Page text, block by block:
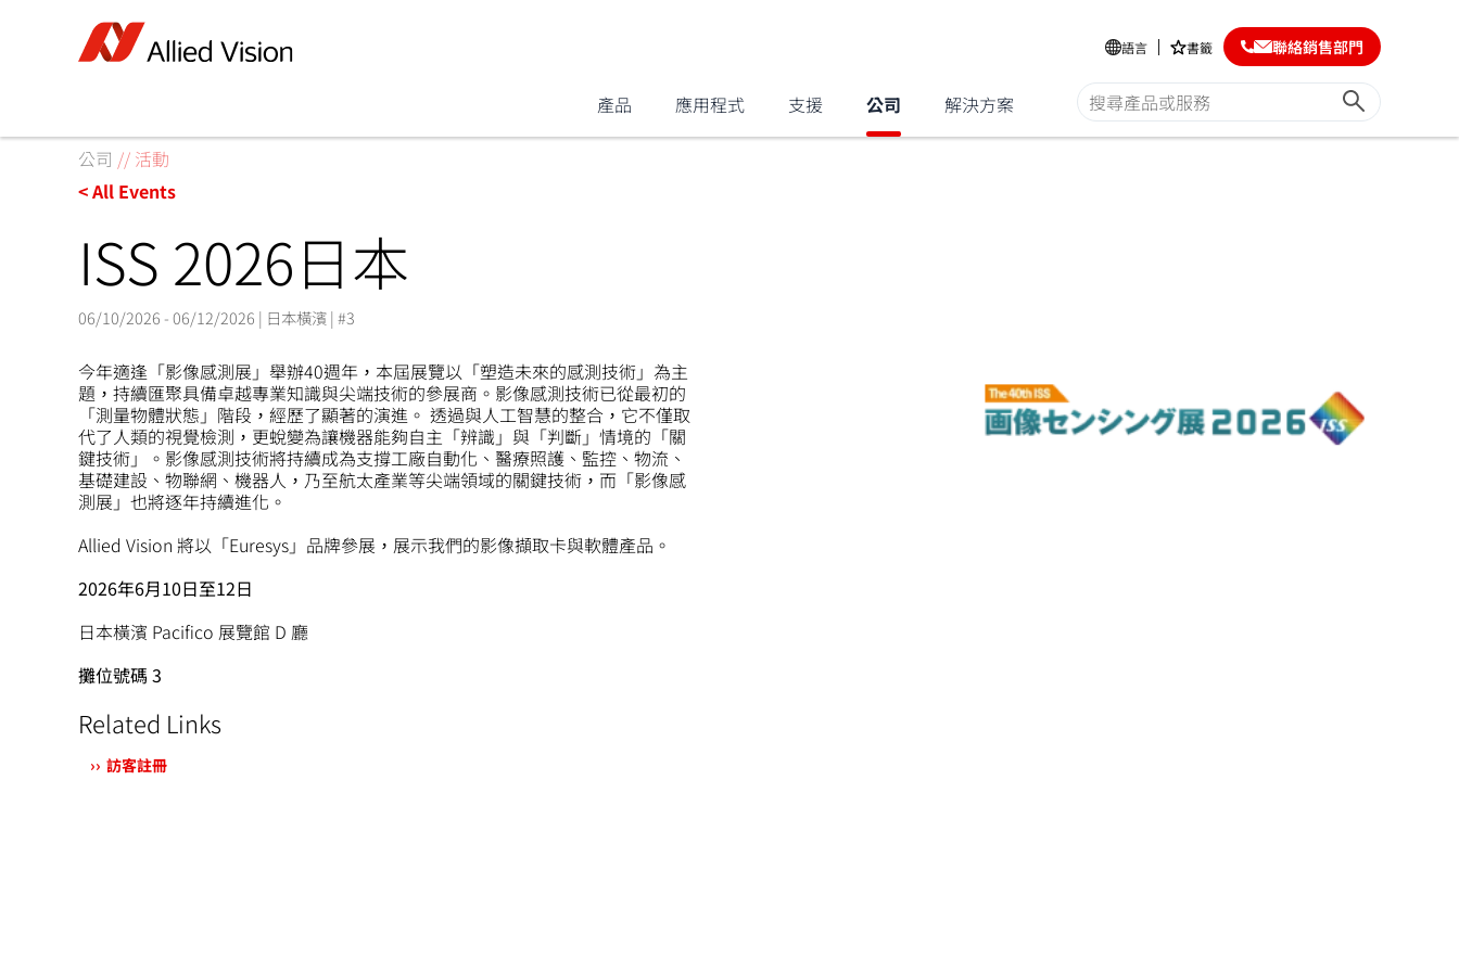
語言 書籤 聯絡銷售部門
產品 應用程式 支援 公司 解決方案
公司 // 活動
< All Events
ISS 2026日本
06/10/2026 - 06/12/2026 | 日本橫濱 | #3
今年適逢「影像感測展」舉辦40週年，本屆展覽以「塑造未來的感測技術」為主
題，持續匯聚具備卓越專業知識與尖端技術的參展商。影像感測技術已從最初的
「測量物體狀態」階段，經歷了顯著的演進。 透過與人工智慧的整合，它不僅取
代了人類的視覺檢測，更蛻變為讓機器能夠自主「辨識」與「判斷」情境的「關
鍵技術」。影像感測技術將持續成為支撐工廠自動化、醫療照護、監控、物流、
基礎建設、物聯網、機器人，乃至航太產業等尖端領域的關鍵技術，而「影像感
測展」也將逐年持續進化。
Allied Vision 將以「Euresys」品牌參展，展示我們的影像擷取卡與軟體產品。
2026年6月10日至12日
日本橫濱 Pacifico 展覽館 D 廳
攤位號碼 3
Related Links
訪客註冊